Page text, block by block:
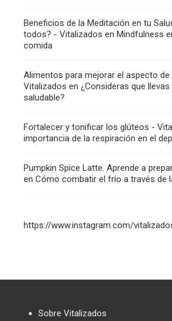
Beneficios de la Meditación en tu
todos? - Vitalizados en Mindfulness
comida
Alimentos para mejorar el aspecto de
Vitalizados en ¿Consideras que
saludable?
Fortalecer y tonificar los glúteos -
importancia de la respiración en el
Pumpkin Spice Latte. Aprende a
en Cómo combatir el frío a través de
https://www.instagram.com/
Sobre Vitalizados